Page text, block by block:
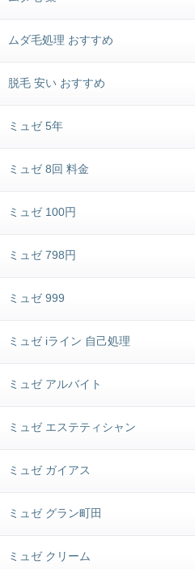
ムダ毛処理 おすすめ
脱毛 安い おすすめ
ミュゼ 5年
ミュゼ 8回 料金
ミュゼ 100円
ミュゼ 798円
ミュゼ 999
ミュゼ iライン 自己処理
ミュゼ アルバイト
ミュゼ エステティシャン
ミュゼ ガイアス
ミュゼ グラン町田
ミュゼ クリーム